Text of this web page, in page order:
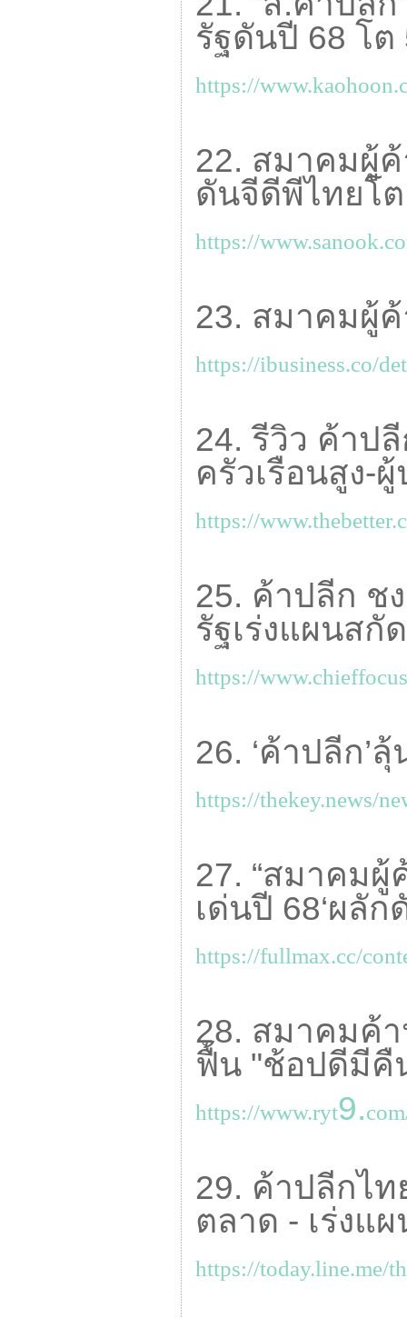
รัฐดันปี 68 โต
https://
22. สมาคมผู้
ดันจีดีพีไทยโต
https://
23. สมาคมผู้ค้
https://ibusiness.co/
24. รีวิว ค้าป
ครัวเรือนสูง-
https://
25. ค้าปลีก ช
รัฐเร่งแผนสกั
https://
26. ‘ค้าปลีก’
https://thekey.news/
27. “สมาคมผู้
เด่นปี 68‘ผลั
https://fullmax.cc/
28. สมาคมค้า
ฟื้น "ช้อปดีมีคื
https://www.ryt9.
29. ค้าปลีกไ
ตลาด - เร่งแ
https://today.line.me/